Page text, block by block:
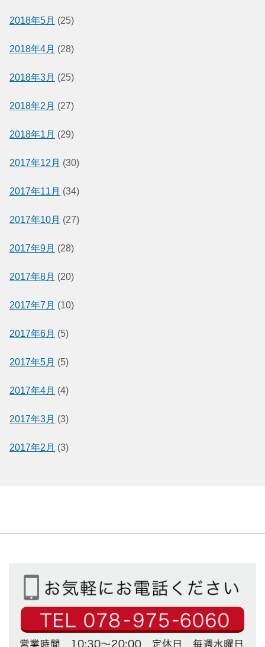
2018年5月 (25)
2018年4月 (28)
2018年3月 (25)
2018年2月 (27)
2018年1月 (29)
2017年12月 (30)
2017年11月 (34)
2017年10月 (27)
2017年9月 (28)
2017年8月 (20)
2017年7月 (10)
2017年6月 (5)
2017年5月 (5)
2017年4月 (4)
2017年3月 (3)
2017年2月 (3)